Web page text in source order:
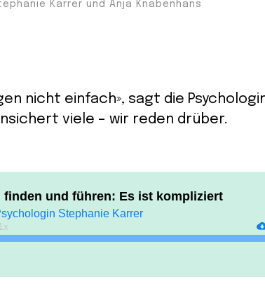
Karrer und Anja Knabenhans
nicht einfach», sagt die
viele – wir reden drüber.